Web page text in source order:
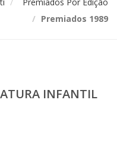
Premiados 1989
INFANTIL